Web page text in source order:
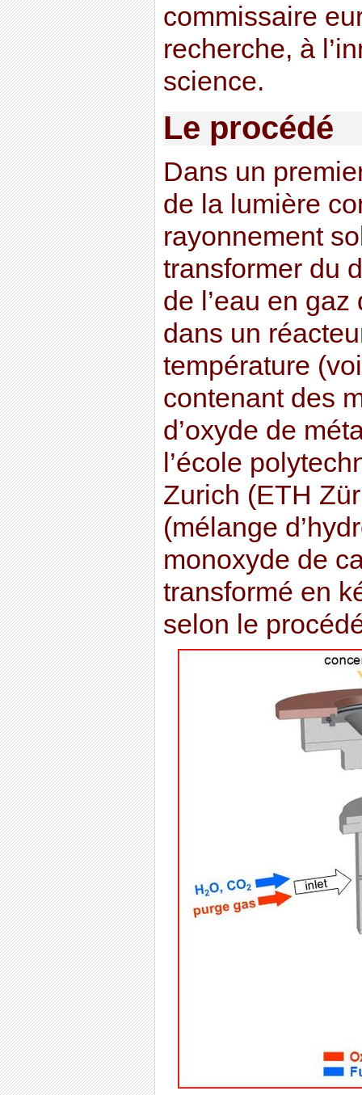
commissaire
recherche, à
science.
Le procédé
Dans un
de la lumière
rayonnement
transformer du
de l’eau en
dans un
température
contenant des
d’oxyde de
l’école
Zurich (ETH
(mélange
monoxyde de
transformé en
selon le